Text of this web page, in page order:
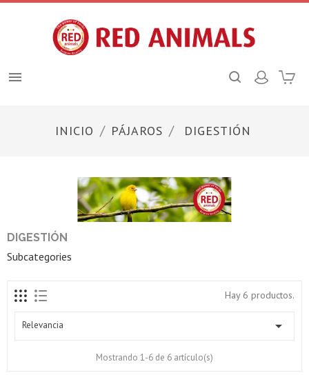

INICIO PÁJAROS DIGESTIÓN
DIGESTIÓN
Subcategories
Hay 6 productos.
Relevancia 
Mostrando 1-6 de 6 artículo(s)